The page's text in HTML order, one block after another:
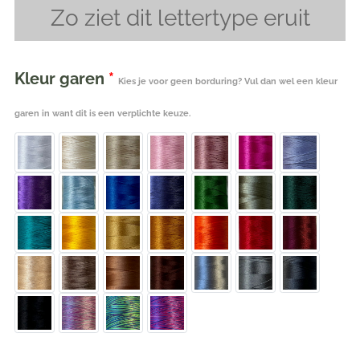
Zo ziet dit lettertype eruit
Kleur garen * Kies je voor geen borduring? Vul dan wel een kleur
garen in want dit is een verplichte keuze.